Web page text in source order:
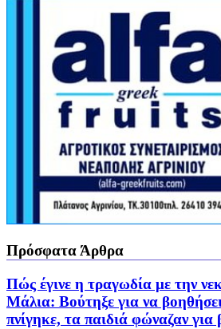
Πρόσφατα Άρθρα
Πώς έγινε η τραγωδία με την
Μάλια: Βούτηξε για να
πνίγηκε, τα παιδιά φώναζαν για